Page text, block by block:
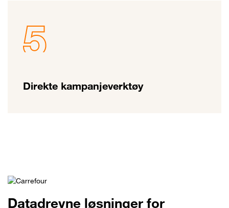
Direkte kampanjeverktøy
Datadrevne løsninger for